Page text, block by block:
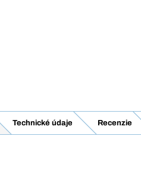
Technické údaje Recenzie